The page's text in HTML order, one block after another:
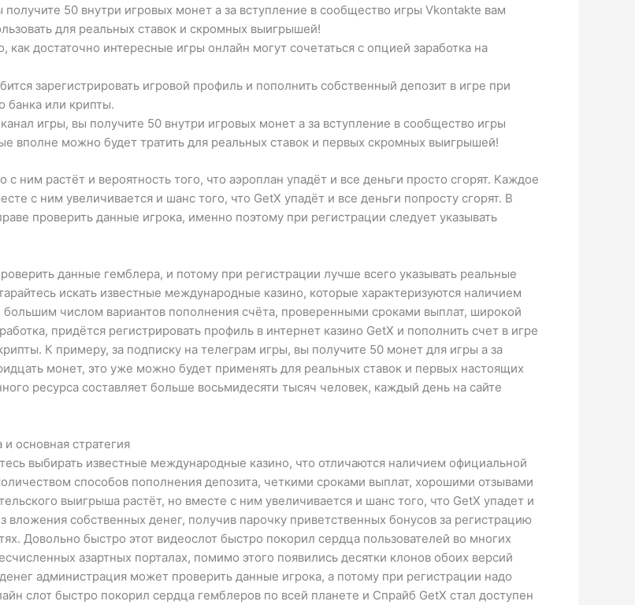
50 внутри игровых монет а за вступление в сообщество игры Vkontakte вам
для реальных ставок и скромных выигрышей!
достаточно интересные игры онлайн могут сочетаться с опцией заработка на
зарегистрировать игровой профиль и пополнить собственный депозит в игре при
банка или крипты.
игры, вы получите 50 внутри игровых монет а за вступление в сообщество игры
вполне можно будет тратить для реальных ставок и первых скромных выигрышей!
ним растёт и вероятность того, что аэроплан упадёт и все деньги просто сгорят. Каждое
с ним увеличивается и шанс того, что GetX упадёт и все деньги попросту сгорят. В
проверить данные игрока, именно поэтому при регистрации следует указывать
данные гемблера, и потому при регистрации лучше всего указывать реальные
искать известные международные казино, которые характеризуются наличием
числом вариантов пополнения счёта, проверенными сроками выплат, широкой
придётся регистрировать профиль в интернет казино GetX и пополнить счет в игре
К примеру, за подписку на телеграм игры, вы получите 50 монет для игры а за
монет, это уже можно будет применять для реальных ставок и первых настоящих
ресурса составляет больше восьмидесяти тысяч человек, каждый день на сайте
основная стратегия
выбирать известные международные казино, что отличаются наличием официальной
способов пополнения депозита, четкими сроками выплат, хорошими отзывами
выигрыша растёт, но вместе с ним увеличивается и шанс того, что GetX упадет и
вложения собственных денег, получив парочку приветственных бонусов за регистрацию
Довольно быстро этот видеослот быстро покорил сердца пользователей во многих
азартных порталах, помимо этого появились десятки клонов обоих версий
администрация может проверить данные игрока, а потому при регистрации надо
слот быстро покорил сердца гемблеров по всей планете и Спрайб GetX стал доступен